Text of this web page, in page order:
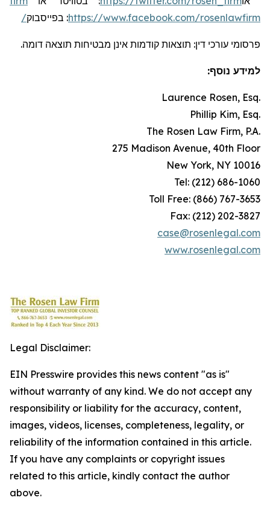
בפייסבוק :https://www.facebook.com/rosenlawfirm/
פרסומי עורכי דין: תוצאות קודמות אינן מבטיחות תוצאה דומה.
למידע נוסף:
Laurence Rosen, Esq.
Phillip Kim, Esq.
The Rosen Law Firm, P.A.
275 Madison Avenue, 40th Floor
New York, NY 10016
Tel: (212) 686-1060
Toll Free: (866) 767-3653
Fax: (212) 202-3827
case@rosenlegal.com
www.rosenlegal.com
Legal Disclaimer:
EIN Presswire provides this news content "as is"
without warranty of any kind. We do not accept any
responsibility or liability for the accuracy, content,
images, videos, licenses, completeness, legality, or
reliability of the information contained in this article.
If you have any complaints or copyright issues
related to this article, kindly contact the author
above.